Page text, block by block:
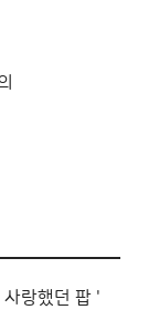
랑했던 팝 '